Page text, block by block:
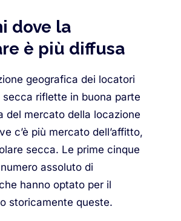
dove la
è più diffusa
geografica dei locatori
secca riflette in buona parte
del mercato della locazione
c’è più mercato dell’affitto,
secca. Le prime cinque
assoluto di
hanno optato per il
storicamente queste.